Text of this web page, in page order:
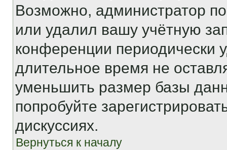
Возможно, администратор
или удалил вашу учётную
конференции периодически
длительное время не
уменьшить размер базы
попробуйте
дискуссиях.
Вернуться к началу